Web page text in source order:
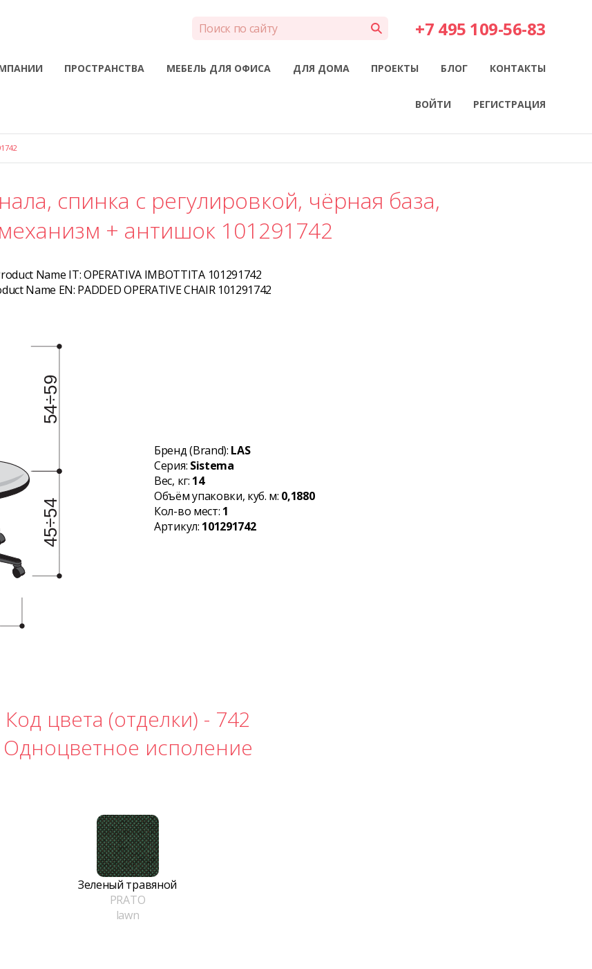
+7 495 109-56-83
ПРОСТРАНСТВА МЕБЕЛЬ ДЛЯ ОФИСА ДЛЯ ДОМА ПРОЕКТЫ БЛОГ КОНТАКТЫ
ВОЙТИ РЕГИСТРАЦИЯ
спинка c регулировкой, чёрная база,
+ антишок 101291742
Name IT:OPERATIVA IMBOTTITA 101291742
Name EN: PADDED OPERATIVE CHAIR 101291742
Бренд (Brand): LAS
Серия: Sistema
Вес, кг: 14
Объём упаковки, куб. м: 0,1880
Кол-во мест: 1
Артикул: 101291742
Код цвета (отделки) - 742
Одноцветное исполение
Зеленый травяной
PRATO
lawn